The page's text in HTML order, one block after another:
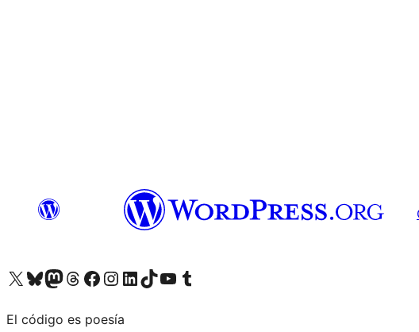
Visita nuestra cuenta de X (anteriormente Twitter)
Visita nuestra cuenta de Bluesky
Visita nuestra cuenta de Mastodon
Visita nuestra cuenta de Threads
Visita nuestra página de Facebook
Visita nuestra cuenta de Instagram
Visita nuestra cuenta de LinkedIn
Visita nuestra cuenta de TikTok
Visita nuestro canal de YouTube
Visita nuestra cuenta de Tumblr
El código es poesía